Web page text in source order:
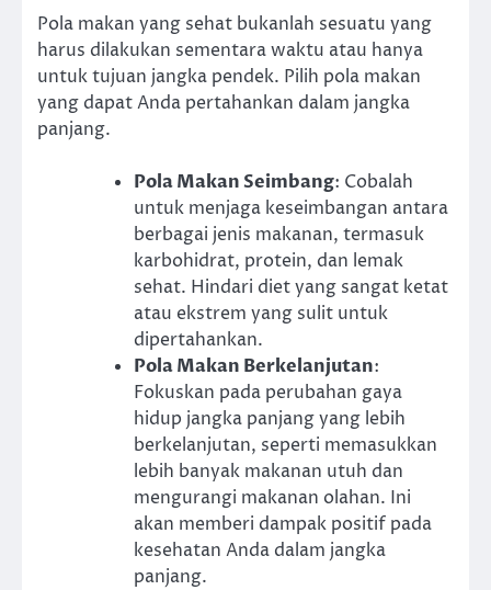
Pola makan yang sehat bukanlah sesuatu yang
harus dilakukan sementara waktu atau hanya
untuk tujuan jangka pendek. Pilih pola makan
yang dapat Anda pertahankan dalam jangka
panjang.
Pola Makan Seimbang: Cobalah
untuk menjaga keseimbangan antara
berbagai jenis makanan, termasuk
karbohidrat, protein, dan lemak
sehat. Hindari diet yang sangat ketat
atau ekstrem yang sulit untuk
dipertahankan.
Pola Makan Berkelanjutan:
Fokuskan pada perubahan gaya
hidup jangka panjang yang lebih
berkelanjutan, seperti memasukkan
lebih banyak makanan utuh dan
mengurangi makanan olahan. Ini
akan memberi dampak positif pada
kesehatan Anda dalam jangka
panjang.